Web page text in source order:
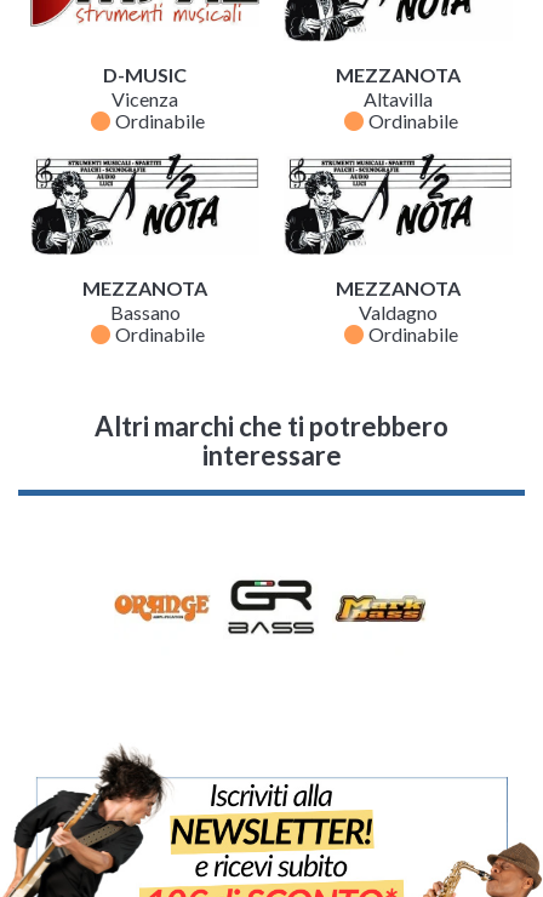
D-MUSIC
Vicenza
fiber_manual_record Ordinabile
MEZZANOTA
Altavilla
fiber_manual_record Ordinabile
MEZZANOTA
Bassano
fiber_manual_record Ordinabile
MEZZANOTA
Valdagno
fiber_manual_record Ordinabile
Altri marchi che ti potrebbero
interessare